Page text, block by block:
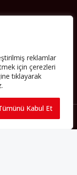
reklamlar
için çerezleri
tıklayarak
Kabul Et
haber, yazı ve
aittir. İzin